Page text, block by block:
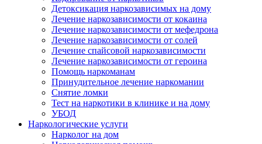
Детоксикация наркозависимых на дому
Лечение наркозависимости от кокаина
Лечение наркозависимости от мефедрона
Лечение наркозависимости от солей
Лечение спайсовой наркозависимости
Лечение наркозависимости от героина
Помощь наркоманам
Принудительное лечение наркомании
Снятие ломки
Тест на наркотики в клинике и на дому
УБОД
Наркологические услуги
Нарколог на дом